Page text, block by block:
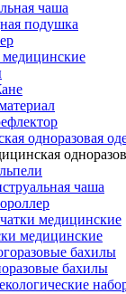
чаша
подушка
одноразовая
чаша
медицинские
медицинские
бахилы
бахилы